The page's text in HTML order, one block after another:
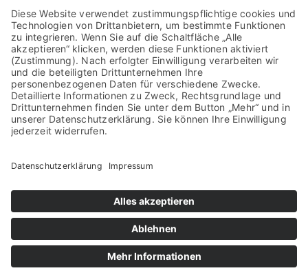
Hauptstraße 52
01589 Riesa
Google Maps anzeigen
Kontakt
E-Mail:info@khs-meissen.de